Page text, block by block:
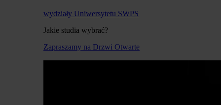
wydziały Uniwersytetu SWPS
Jakie studia wybrać?
Zapraszamy na Drzwi Otwarte